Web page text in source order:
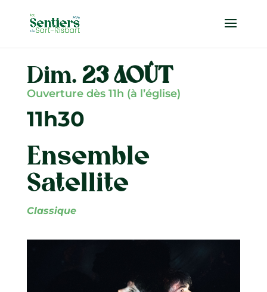
Dim. 23 AOÛT
Ouverture dès 11h (à l’église)
11h30
Ensemble
Satellite
Classique